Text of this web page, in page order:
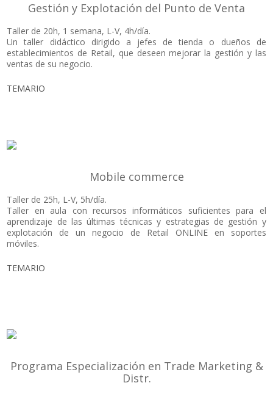
Gestión y Explotación del Punto de Venta
Taller de 20h, 1 semana, L-V, 4h/día.
Un taller didáctico dirigido a jefes de tienda o dueños de
establecimientos de Retail, que deseen mejorar la gestión y las
ventas de su negocio.
TEMARIO
Mobile commerce
Taller de 25h, L-V, 5h/día.
Taller en aula con recursos informáticos suficientes para el
aprendizaje de las últimas técnicas y estrategias de gestión y
explotación de un negocio de Retail ONLINE en soportes
móviles.
TEMARIO
Programa Especialización en Trade Marketing &
Distr.